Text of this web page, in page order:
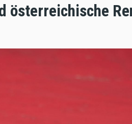
österreichische